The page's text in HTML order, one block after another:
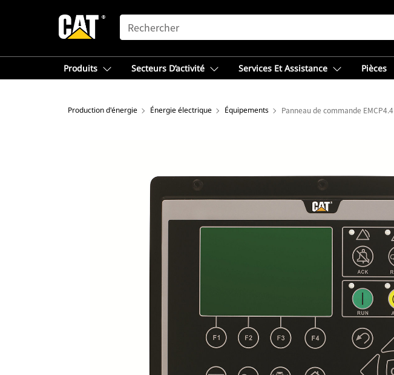
SEARCH
Produits Secteurs D’activité Services Et Assistance Pièces
Production d'énergie Énergie électrique Équipements Panneau de commande EMCP4.4